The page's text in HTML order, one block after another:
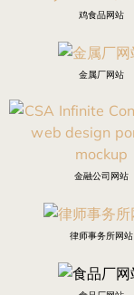
鸡食品网站
金属厂网站
金融公司网站
律师事务所网站